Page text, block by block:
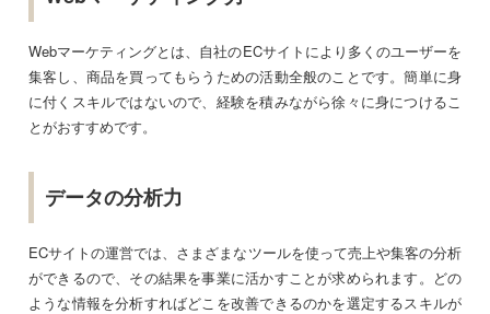
Webマーケティングとは、自社のECサイトにより多くのユーザーを
集客し、商品を買ってもらうための活動全般のことです。簡単に身
に付くスキルではないので、経験を積みながら徐々に身につけるこ
とがおすすめです。
データの分析力
ECサイトの運営では、さまざまなツールを使って売上や集客の分析
ができるので、その結果を事業に活かすことが求められます。どの
ような情報を分析すればどこを改善できるのかを選定するスキルが